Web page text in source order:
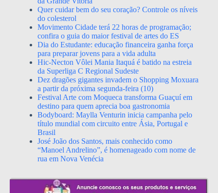
Quer cuidar bem do seu coração? Controle os níveis
do colesterol
Movimento Cidade terá 22 horas de programação;
confira o guia do maior festival de artes do ES
Dia do Estudante: educação financeira ganha força
para preparar jovens para a vida adulta
Hic-Necton Vôlei Mania Itaquá é batido na estreia
da Superliga C Regional Sudeste
Dez dragões gigantes invadem o Shopping Moxuara
a partir da próxima segunda-feira (10)
Festival Arte com Moqueca transforma Guaçuí em
destino para quem aprecia boa gastronomia
Bodyboard: Maylla Venturin inicia campanha pelo
título mundial com circuito entre Ásia, Portugal e
Brasil
José João dos Santos, mais conhecido como
“Manoel Andrelino”, é homenageado com nome de
rua em Nova Venécia